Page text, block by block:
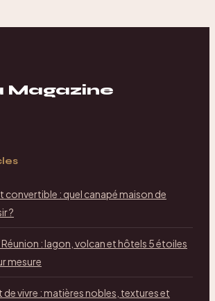
Magazine
convertible : quel canapé maison de
?
Réunion : lagon, volcan et hôtels 5 étoiles
mesure
de vivre : matières nobles, textures et